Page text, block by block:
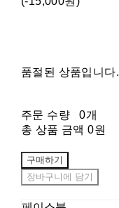
품절된 상품입니다.
주문 수량
0개
총 상품 금액 0원
구매하기
장바구니에 담기